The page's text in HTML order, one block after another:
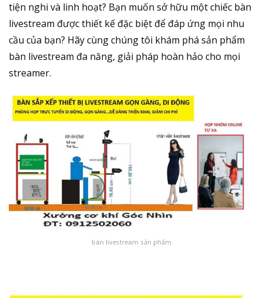
tiện nghi và linh hoạt? Bạn muốn sở hữu một chiếc bàn
livestream được thiết kế đặc biệt để đáp ứng mọi nhu
cầu của bạn? Hãy cùng chúng tôi khám phá sản phẩm
bàn livestream đa năng, giải pháp hoàn hảo cho mọi
streamer.
bàn livestream sản phẩm